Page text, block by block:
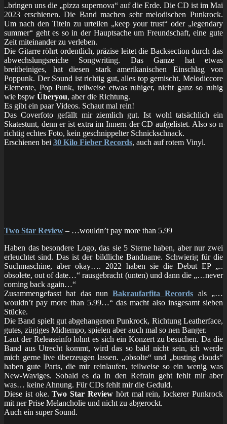
..bringen uns die „pizza supernova“ auf die Erde. Die CD ist im Mai
2023 erschienen. Die Band machen sehr melodischen Punkrock.
Um nach den Titeln zu urteilen „keep your trust“ oder „legendary
summer“ geht es so in der Hauptsache um Freundschaft, eine gute
Zeit miteinander zu verleben.
Die Gitarre röhrt ordentlich, präzise leitet die Backsection durch das
abwechslungsreiche Songwriting. Das Ganze hat etwas
breitbeiniges, hat diesen stark amerikanischen Einschlag von
Poppunk. Der Sound ist richtig gut, alles top gemischt. Melodiccore
Elemente, Pop Punk, teilweise etwas ruhiger, nicht ganz so ruhig
wie bspw Überyou, aber die Richtung.
Es gibt ein paar Videos. Schaut mal rein!
Das Coverfoto gefällt mir ziemlich gut. Ist wohl tatsächlich ein
Skatestunt, denn er ist extra im Innern der CD aufgelistet. Also so n
richtig echtes Foto, kein geschnippelter Schnickschnack.
Erschienen bei 30 Kilo Fieber Records, auch auf rotem Vinyl.
Two Star Review – …wouldn’t pay more than 5.99
Haben das besondere Logo, das sie 5 Sterne haben, aber nur zwei
erleuchtet sind. Das ist der bildliche Bandname. Schwierig für die
Suchmaschine, aber okay…. 2022 haben sie die Debut EP „..
obsolete, out of date…“ rausgebracht (unten) und dann die „…never
coming back again…“
Zusammengefasst hat das nunBakraufarfita Records als „…
wouldn’t pay more than 5.99…“ das macht also insgesamt sieben
Stücke.
Die Band spielt gut abgehangenen Punkrock, Richtung Leatherface,
gutes, zügiges Midtempo, spielen aber auch mal so nen Banger.
Laut der Releaseinfo lohnt es sich ein Konzert zu besuchen. Da die
Band aus Utrecht kommt, wird das so bald nicht sein, ich werde
mich gerne live überzeugen lassen. „obsolte“ und „busting clouds“
haben gute Parts, die mir reinlaufen, teilweise so ein wenig was
New-Waviges. Sobald es da in den Refrain geht fehlt mir aber
was… keine Ahnung. Für CDs fehlt mir die Geduld.
Diese ist oke.Two Star Review hört mal rein, lockerer Punkrock
mit ner Prise Melancholie und nicht zu abgerockt.
Auch ein super Sound.